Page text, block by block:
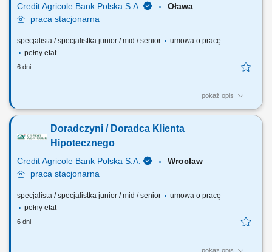
Credit Agricole Bank Polska S.A.
Oława
praca stacjonarna
specjalista / specjalistka junior / mid / senior
umowa o pracę
pełny etat
6 dni
pokaż opis
Jakie będą Twoje zadania: Pozyskiwanie nowych klientów oraz
finansowych do potrzeb klientów. Wsparcie klientów w bankowości
codziennej, internetowej i mobilnej. Aktywna sprzedaż produktów
Doradczyni / Doradca Klienta
Hipotecznego
Credit Agricole Bank Polska S.A.
Wrocław
praca stacjonarna
specjalista / specjalistka junior / mid / senior
umowa o pracę
pełny etat
6 dni
pokaż opis